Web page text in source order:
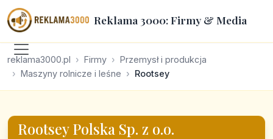
Reklama 3000: Firmy & Media
reklama3000.pl Firmy
Przemysł i produkcja
Maszyny rolnicze i leśne
Rootsey
Rootsey Polska Sp. z o.o.